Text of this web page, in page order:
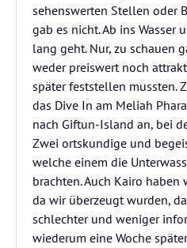
sehenswerten Stellen oder
gab es nicht. Ab ins Wasser
lang geht. Nur, zu schauen
weder preiswert noch
später feststellen mussten.
das Dive In am Meliah
nach Giftun-Island an, bei
Zwei ortskundige und
welche einem die
brachten. Auch Kairo
da wir überzeugt wurden,
schlechter und weniger
wiederum eine Woche